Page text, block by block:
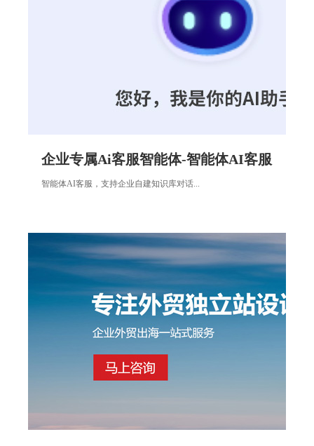
企业专属Ai客服智能体-智能体AI客服
智能体AI客服，支持企业自建知识库对话...